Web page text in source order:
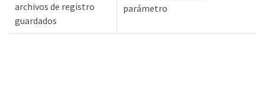
archivos de registro
guardados
parámetro